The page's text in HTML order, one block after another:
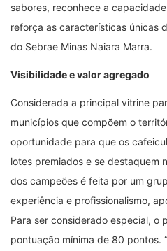
sabores, reconhece a
reforça as características únicas
do Sebrae Minas Naiara Marra.
Visibilidade e valor agregado
Considerada a principal vitrine
municípios que compõem o
oportunidade para que os
lotes premiados e se destaquem
dos campeões é feita por um
experiência e profissionalismo,
Para ser considerado especial, o
pontuação mínima de 80 pontos.